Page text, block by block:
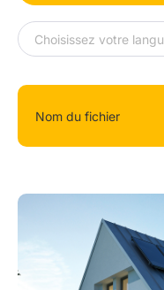
Nom du fichier